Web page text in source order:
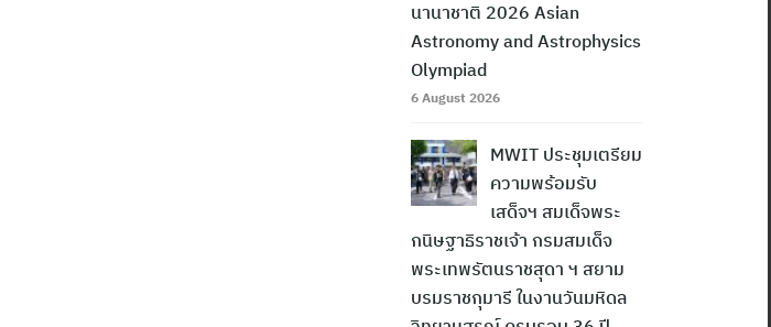
นานาชาติ 2026 Asian
Astronomy and Astrophysics
Olympiad
6 August 2026
MWIT ประชุมเตรียม
ความพร้อมรับ
เสด็จฯ สมเด็จพระ
กนิษฐาธิราชเจ้า กรมสมเด็จ
พระเทพรัตนราชสุดา ฯ สยาม
บรมราชกุมารี ในงานวันมหิดล